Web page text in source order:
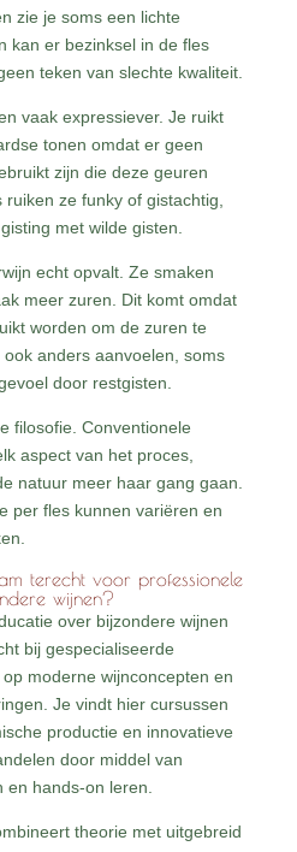
zie je soms een lichte
kan er bezinksel in de fles
teken van slechte kwaliteit.
vaak expressiever. Je ruikt
tonen omdat er geen
zijn die deze geuren
ze funky of gistachtig,
met wilde gisten.
echt opvalt. Ze smaken
meer zuren. Dit komt omdat
worden om de zuren te
anders aanvoelen, soms
door restgisten.
filosofie. Conventionele
aspect van het proces,
natuur meer haar gang gaan.
per fles kunnen variëren en
terecht voor professionele
wijnen?
over bijzondere wijnen
bij gespecialiseerde
moderne wijnconcepten en
Je vindt hier cursussen
productie en innovatieve
door middel van
hands-on leren.
theorie met uitgebreid